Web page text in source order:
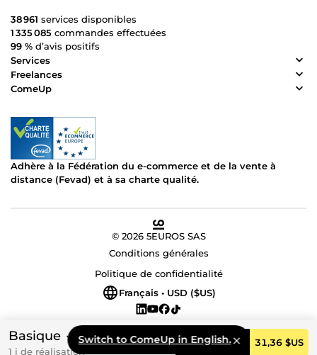
Basique
1 j de réalisation
Commander 31,36 $US
Switch to ComeUp in English.
38 961 services disponibles
1 335 085 commandes effectuées
99 % d’avis positifs
Services
Freelances
ComeUp
Adhère à la Fédération du e-commerce et de la vente à
distance (Fevad) et à sa charte qualité.
© 2026 5EUROS SAS
Conditions générales
Politique de confidentialité
Français • USD ($US)